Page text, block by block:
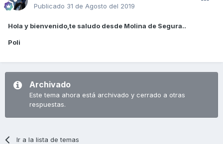
Publicado 31 de Agosto del 2019
Hola y bienvenido,te saludo desde Molina de Segura..
Poli
Archivado
Este tema ahora está archivado y cerrado a otras
respuestas.
Ir a la lista de temas